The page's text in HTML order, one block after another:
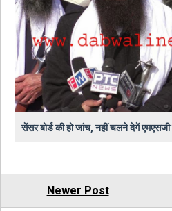
सेंसर बोर्ड की हो जांच, नहीं चलने देगें
Newer Post